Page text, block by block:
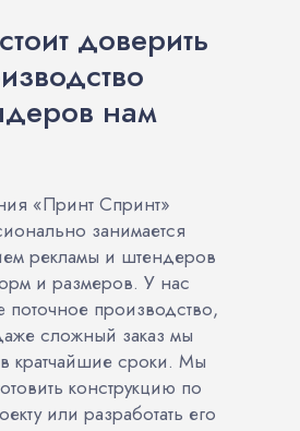
доверить
нам
«Принт Спринт»
занимается
рекламы и штендеров
и размеров. У нас
поточное производство,
сложный заказ мы
кратчайшие сроки. Мы
конструкцию по
или разработать его